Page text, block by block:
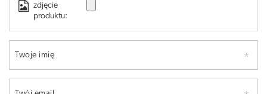
zdjęcie
produktu:
Twoje imię